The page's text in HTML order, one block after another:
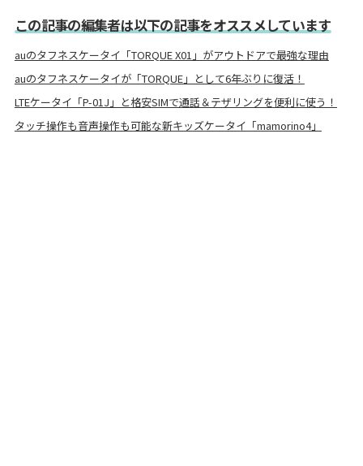
この記事の編集者は以下の記事をオススメしています
auのタフネスケータイ「TORQUE X01」がアウトドアで最強な理由
auのタフネスケータイが「TORQUE」として6年ぶりに復活！
LTEケータイ「P-01J」と格安SIMで通話＆テザリングを便利に使う！
タッチ操作も音声操作も可能な新キッズケータイ「mamorino4」